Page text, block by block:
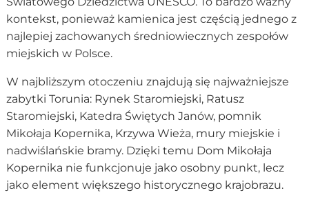
kontekst, ponieważ kamienica jest częścią jednego z
najlepiej zachowanych średniowiecznych zespołów
miejskich w Polsce.
W najbliższym otoczeniu znajdują się najważniejsze
zabytki Torunia: Rynek Staromiejski, Ratusz
Staromiejski, Katedra Świętych Janów, pomnik
Mikołaja Kopernika, Krzywa Wieża, mury miejskie i
nadwiślańskie bramy. Dzięki temu Dom Mikołaja
Kopernika nie funkcjonuje jako osobny punkt, lecz
jako element większego historycznego krajobrazu.